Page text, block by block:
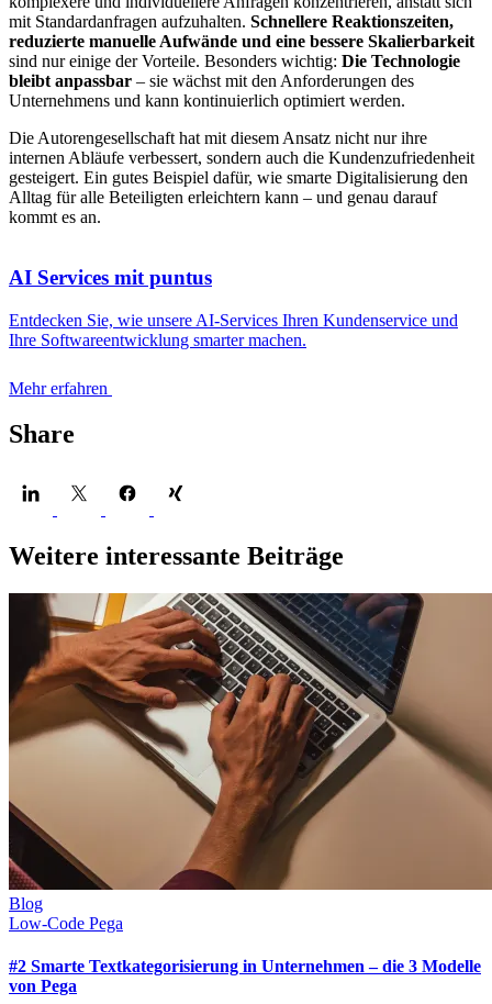
mit Standardanfragen aufzuhalten. Schnellere Reaktionszeiten,
reduzierte manuelle Aufwände und eine bessere Skalierbarkeit
sind nur einige der Vorteile. Besonders wichtig: Die Technologie
bleibt anpassbar – sie wächst mit den Anforderungen des
Unternehmens und kann kontinuierlich optimiert werden.
Die Autorengesellschaft hat mit diesem Ansatz nicht nur ihre
internen Abläufe verbessert, sondern auch die Kundenzufriedenheit
gesteigert. Ein gutes Beispiel dafür, wie smarte Digitalisierung den
Alltag für alle Beteiligten erleichtern kann – und genau darauf
kommt es an.
AI Services mit puntus
Entdecken Sie, wie unsere AI-Services Ihren Kundenservice und
Ihre Softwareentwicklung smarter machen.
Mehr erfahren
Share
Weitere interessante Beiträge
Blog
Low-Code Pega
#2 Smarte Textkategorisierung in Unternehmen – die 3 Modelle
von Pega